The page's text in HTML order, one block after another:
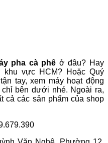
pha cà phê ở đâu? Hay
vực HCM? Hoặc Quý
tay, xem máy hoạt động
bên dưới nhé. Ngoài ra,
cả các sản phẩm của shop